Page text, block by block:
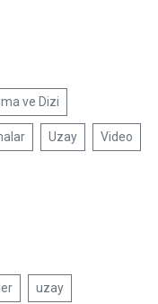
ve Dizi
Uzay Video
uzay